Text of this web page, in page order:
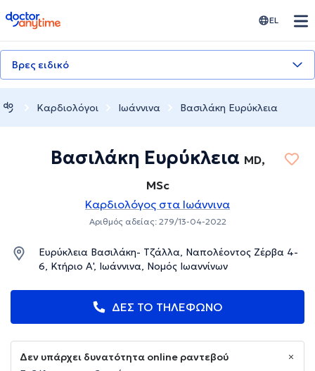
doctoranytime EL
Βρες ειδικό
Καρδιολόγοι Ιωάννινα Βασιλάκη Ευρύκλεια
Βασιλάκη Ευρύκλεια MD,
MSc
Καρδιολόγος στα Ιωάννινα
Αριθμός αδείας: 279/13-04-2022
Ευρύκλεια Βασιλάκη- Τζάλλα, Ναπολέοντος Ζέρβα 4-
6, Κτήριο Α', Ιωάννινα, Νομός Ιωαννίνων
ΔΕΣ ΤΟ ΤΗΛΕΦΩΝΟ
Δεν υπάρχει δυνατότητα online ραντεβού